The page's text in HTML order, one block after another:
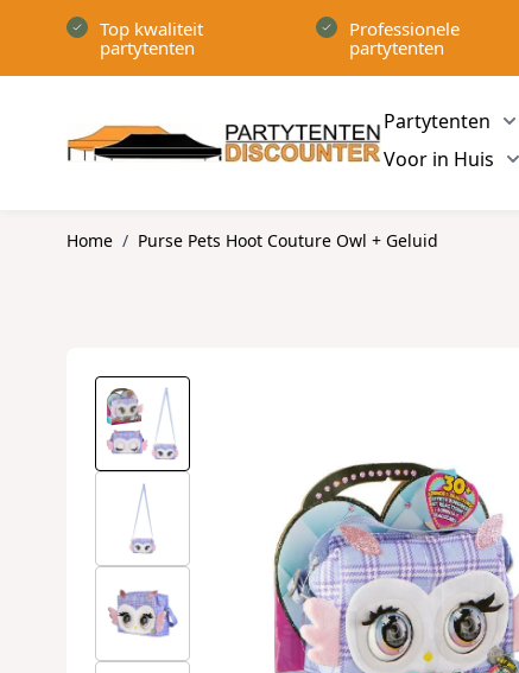
Top kwaliteit
partytenten
Professionele
partytenten
Partytenten
Voor in Huis
Home / Purse Pets Hoot Couture Owl + Geluid